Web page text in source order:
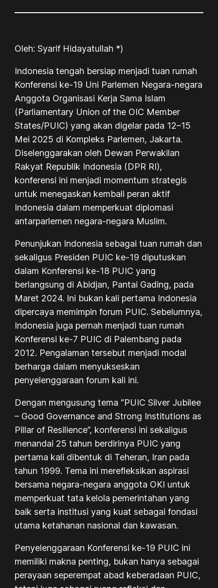
Oleh: Syarif Hidayatullah *)
Indonesia tengah bersiap menjadi tuan rumah
Konferensi ke-19 Uni Parlemen Negara-negara
Anggota Organisasi Kerja Sama Islam
(Parliamentary Union of the OIC Member
States/PUIC) yang akan digelar pada 12–15
Mei 2025 di Kompleks Parlemen, Jakarta.
Diselenggarakan oleh Dewan Perwakilan
Rakyat Republik Indonesia (DPR RI),
konferensi ini menjadi momentum strategis
untuk menegaskan kembali peran aktif
Indonesia dalam memperkuat diplomasi
antarparlemen negara-negara Muslim.
Penunjukan Indonesia sebagai tuan rumah dan
sekaligus Presiden PUIC ke-19 diputuskan
dalam Konferensi ke-18 PUIC yang
berlangsung di Abidjan, Pantai Gading, pada
Maret 2024. Ini bukan kali pertama Indonesia
dipercaya memimpin forum PUIC. Sebelumnya,
Indonesia juga pernah menjadi tuan rumah
Konferensi ke-7 PUIC di Palembang pada
2012. Pengalaman tersebut menjadi modal
berharga dalam menyukseskan
penyelenggaraan forum kali ini.
Dengan mengusung tema “PUIC Silver Jubilee
– Good Governance and Strong Institutions as
Pillar of Resilience”, konferensi ini sekaligus
menandai 25 tahun berdirinya PUIC yang
pertama kali dibentuk di Teheran, Iran pada
tahun 1999. Tema ini merefleksikan aspirasi
bersama negara-negara anggota OKI untuk
memperkuat tata kelola pemerintahan yang
baik serta institusi yang kuat sebagai fondasi
utama ketahanan nasional dan kawasan.
Penyelenggaraan Konferensi ke-19 PUIC ini
memiliki makna penting, bukan hanya sebagai
perayaan seperempat abad keberadaan PUIC,